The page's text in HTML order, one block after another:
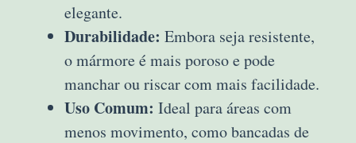
elegante.
Durabilidade: Embora seja resistente,
o mármore é mais poroso e pode
manchar ou riscar com mais facilidade.
Uso Comum: Ideal para áreas com
menos movimento, como bancadas de